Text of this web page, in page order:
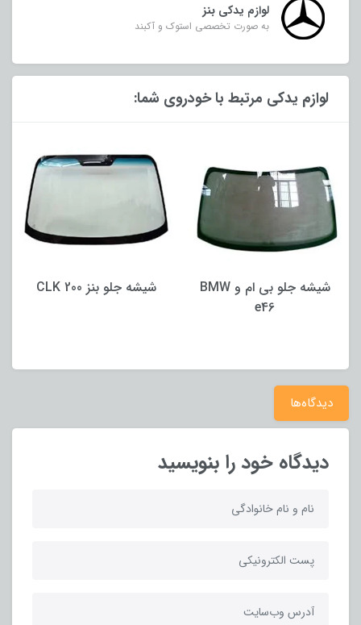
لوازم یدکی بنز
به صورت تخصصی استوک و آکبند
لوازم یدکی مرتبط با خودروی شما:
شیشه جلو بی ام و BMW
e46
شیشه جلو بنز CLK 200
دیدگاه‌ها
دیدگاه خود را بنویسید